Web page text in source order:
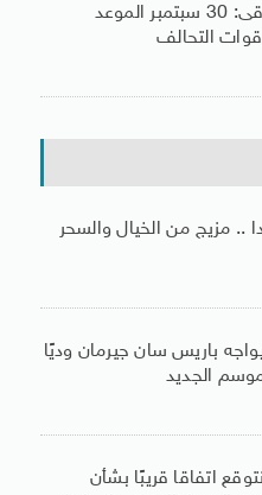
رئيس الوزراء العراقى: 30 سبتمبر الموعد
التحالف
.. مزيج من الخيال والسحر
باريس سان جيرمان وديًا
الجديد
اتفاقا قريبًا بشأن